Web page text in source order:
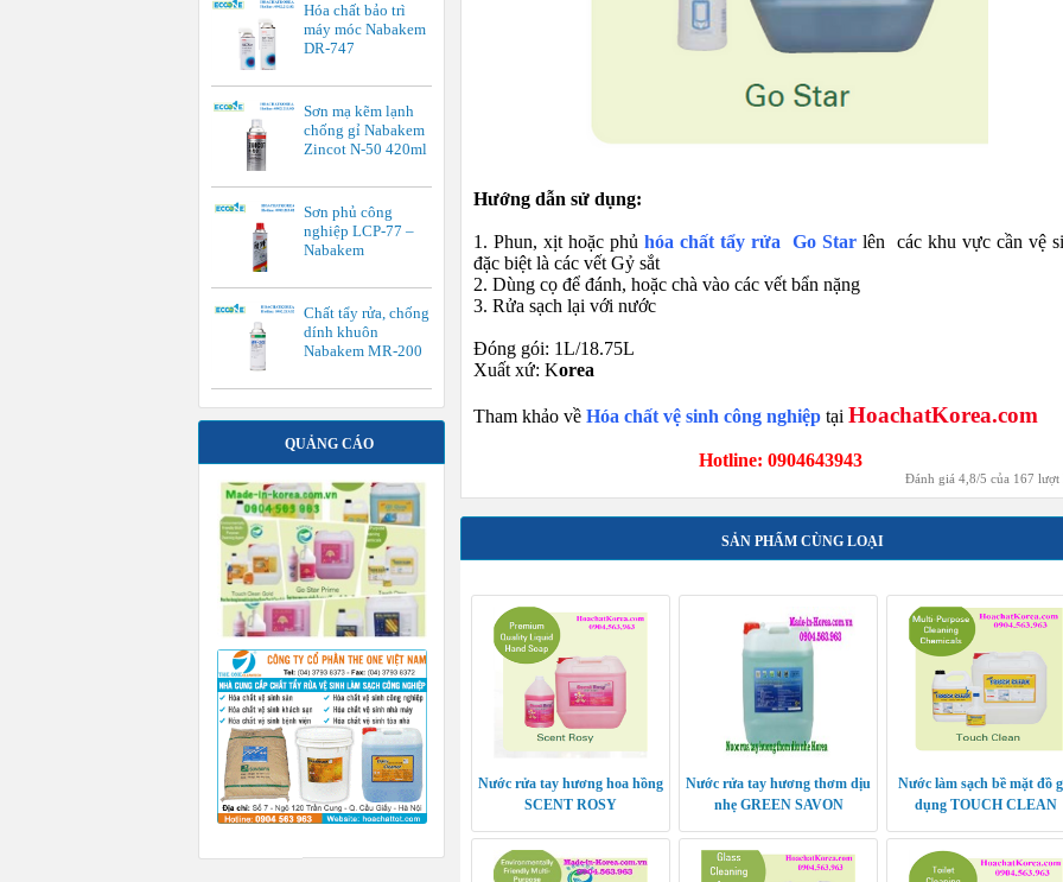
Hóa chất bảo trì
máy móc Nabakem
DR-747
Sơn mạ kẽm lạnh
chống gỉ Nabakem
Zincot N-50 420ml
Sơn phủ công
nghiệp LCP-77 –
Nabakem
Chất tẩy rửa, chống
dính khuôn
Nabakem MR-200
QUẢNG CÁO
Hướng dẫn sử dụng:
1. Phun, xịt hoặc phủ hóa chất tẩy rửa Go Star lên các khu vực cần vệ
đặc biệt là các vết Gỷ sắt
2. Dùng cọ để đánh, hoặc chà vào các vết bẩn nặng
3. Rửa sạch lại với nước
Đóng gói: 1L/18.75L
Xuất xứ: Korea
Tham khảo về Hóa chất vệ sinh công nghiệp tại HoachatKorea.com
Hotline: 0904643943
Đánh giá 4,8/5 của 167 lượt
SẢN PHẨM CÙNG LOẠI
Nước rửa tay hương hoa hồng
SCENT ROSY
Nước rửa tay hương thơm dịu
nhẹ GREEN SAVON
Nước làm sạch bề mặt đồ
dụng TOUCH CLEAN